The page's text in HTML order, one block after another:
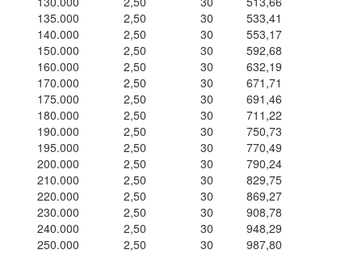
135.000
2,50 30
533,41
140.000
2,50 30
553,17
150.000
2,50 30
592,68
160.000
2,50 30
632,19
170.000
2,50 30
671,71
175.000
2,50 30
691,46
180.000
2,50 30
711,22
190.000
2,50 30
750,73
195.000
2,50 30
770,49
200.000
2,50 30
790,24
210.000
2,50 30
829,75
220.000
2,50 30
869,27
230.000
2,50 30
908,78
240.000
2,50 30
948,29
250.000
2,50 30 987,80